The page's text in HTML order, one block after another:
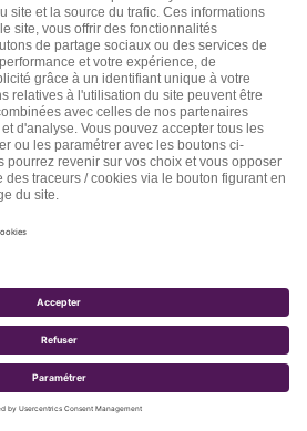
pour mon souci hormonal ( cancer
il y a 5 ans) donc je n’ai droit à
je me tourne vers les antidépresseurs
chimiques, aucun effet à part prise de
sur les effets secondaires
à en prendre car les effets
ou dois- je arreter?
dit :3 mai 2022 à 18 h 06 min
tyrosine le matin à jeun puis 500mg
vers 17h avec un goûter sucré, or, vs